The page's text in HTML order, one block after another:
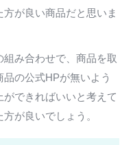
が良い商品だと思いま
み合わせで、商品を取
の公式HPが無いよう
できればいいと考えて
が良いでしょう。